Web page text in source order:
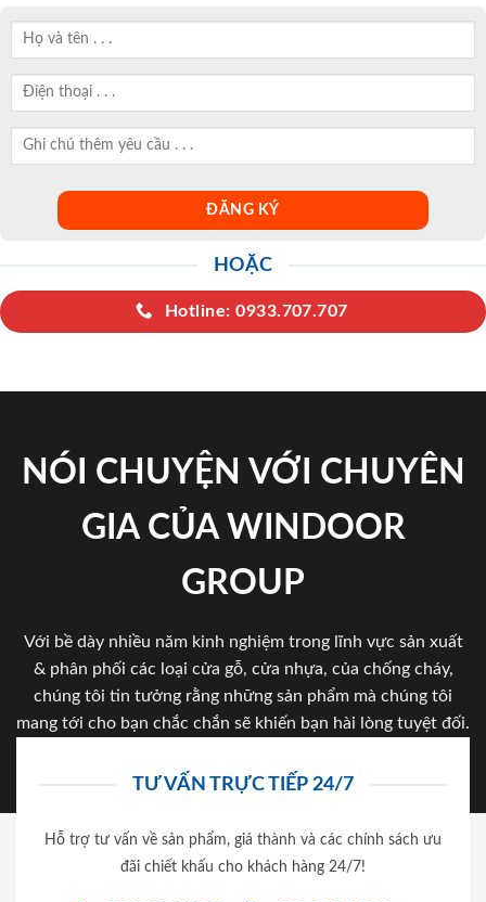
HOẶC
Hotline: 0933.707.707
NÓI CHUYỆN VỚI CHUYÊN
GIA CỦA WINDOOR
GROUP
Với bề dày nhiều năm kinh nghiệm trong lĩnh vực sản xuất
& phân phối các loại cửa gỗ, cửa nhựa, của chống cháy,
chúng tôi tin tưởng rằng những sản phẩm mà chúng tôi
mang tới cho bạn chắc chắn sẽ khiến bạn hài lòng tuyệt đối.
TƯ VẤN TRỰC TIẾP 24/7
Hỗ trợ tư vấn về sản phẩm, giá thành và các chính sách ưu
đãi chiết khấu cho khách hàng 24/7!